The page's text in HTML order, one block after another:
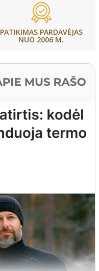
PATIKIMAS PARDAVĖJAS
NUO 2006 M.